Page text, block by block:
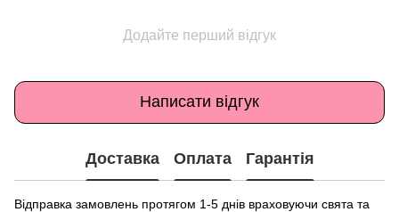
Додайте перший відгук
Написати відгук
Доставка Оплата Гарантія
Відправка замовлень протягом 1-5 днів враховуючи свята та